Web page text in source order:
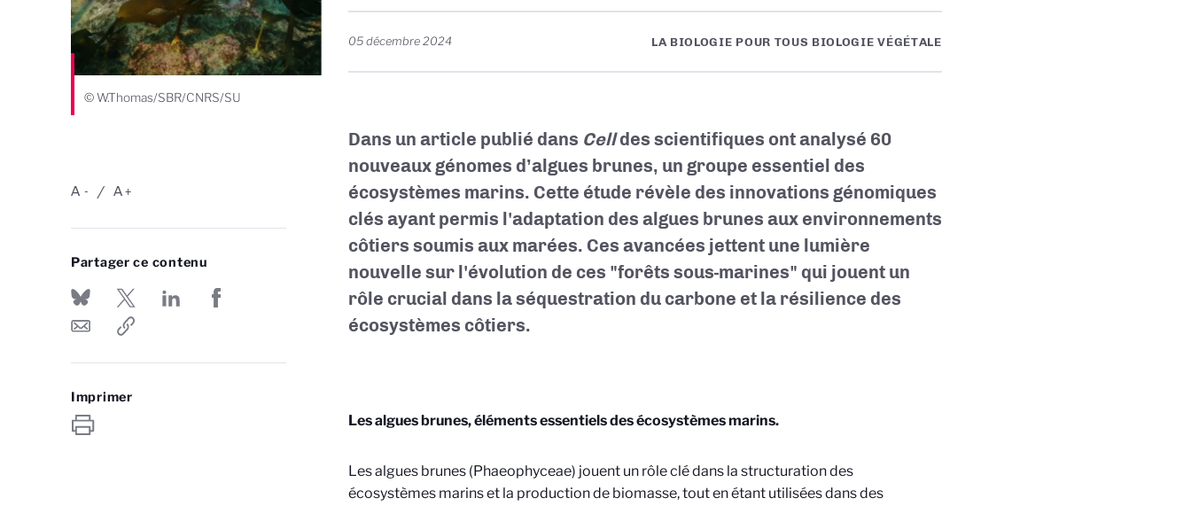
© W.Thomas/SBR/CNRS/SU
-
A +
A
Partager ce contenu
Imprimer
05 décembre 2024 LA BIOLOGIE POUR TOUS BIOLOGIE VÉGÉTALE
Dans un article publié dans Celldes scientifiques ont analysé 60
nouveaux génomes d’algues brunes, un groupe essentiel des
écosystèmes marins. Cette étude révèle des innovations génomiques
clés ayant permis l'adaptation des algues brunes aux environnements
côtiers soumis aux marées. Ces avancées jettent une lumière
nouvelle sur l'évolution de ces "forêts sous-marines" qui jouent un
rôle crucial dans la séquestration du carbone et la résilience des
écosystèmes côtiers.
Les algues brunes, éléments essentiels des écosystèmes marins.
Les algues brunes (Phaeophyceae) jouent un rôle clé dans la structuration des
écosystèmes marins et la production de biomasse, tout en étant utilisées dans des